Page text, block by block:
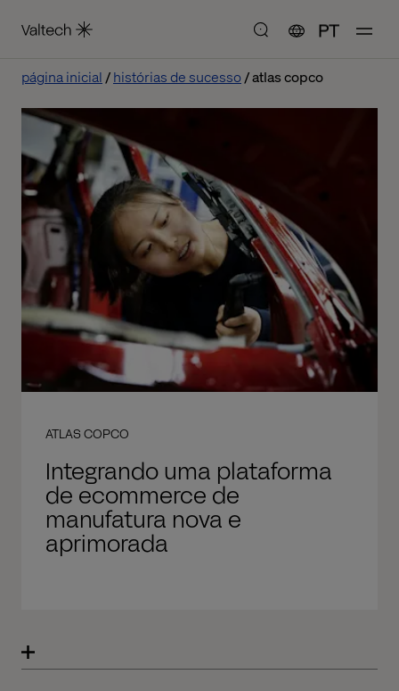
PT
página inicial histórias de sucesso atlas copco
ATLAS COPCO
Integrando uma plataforma
de ecommerce de
manufatura nova e
aprimorada